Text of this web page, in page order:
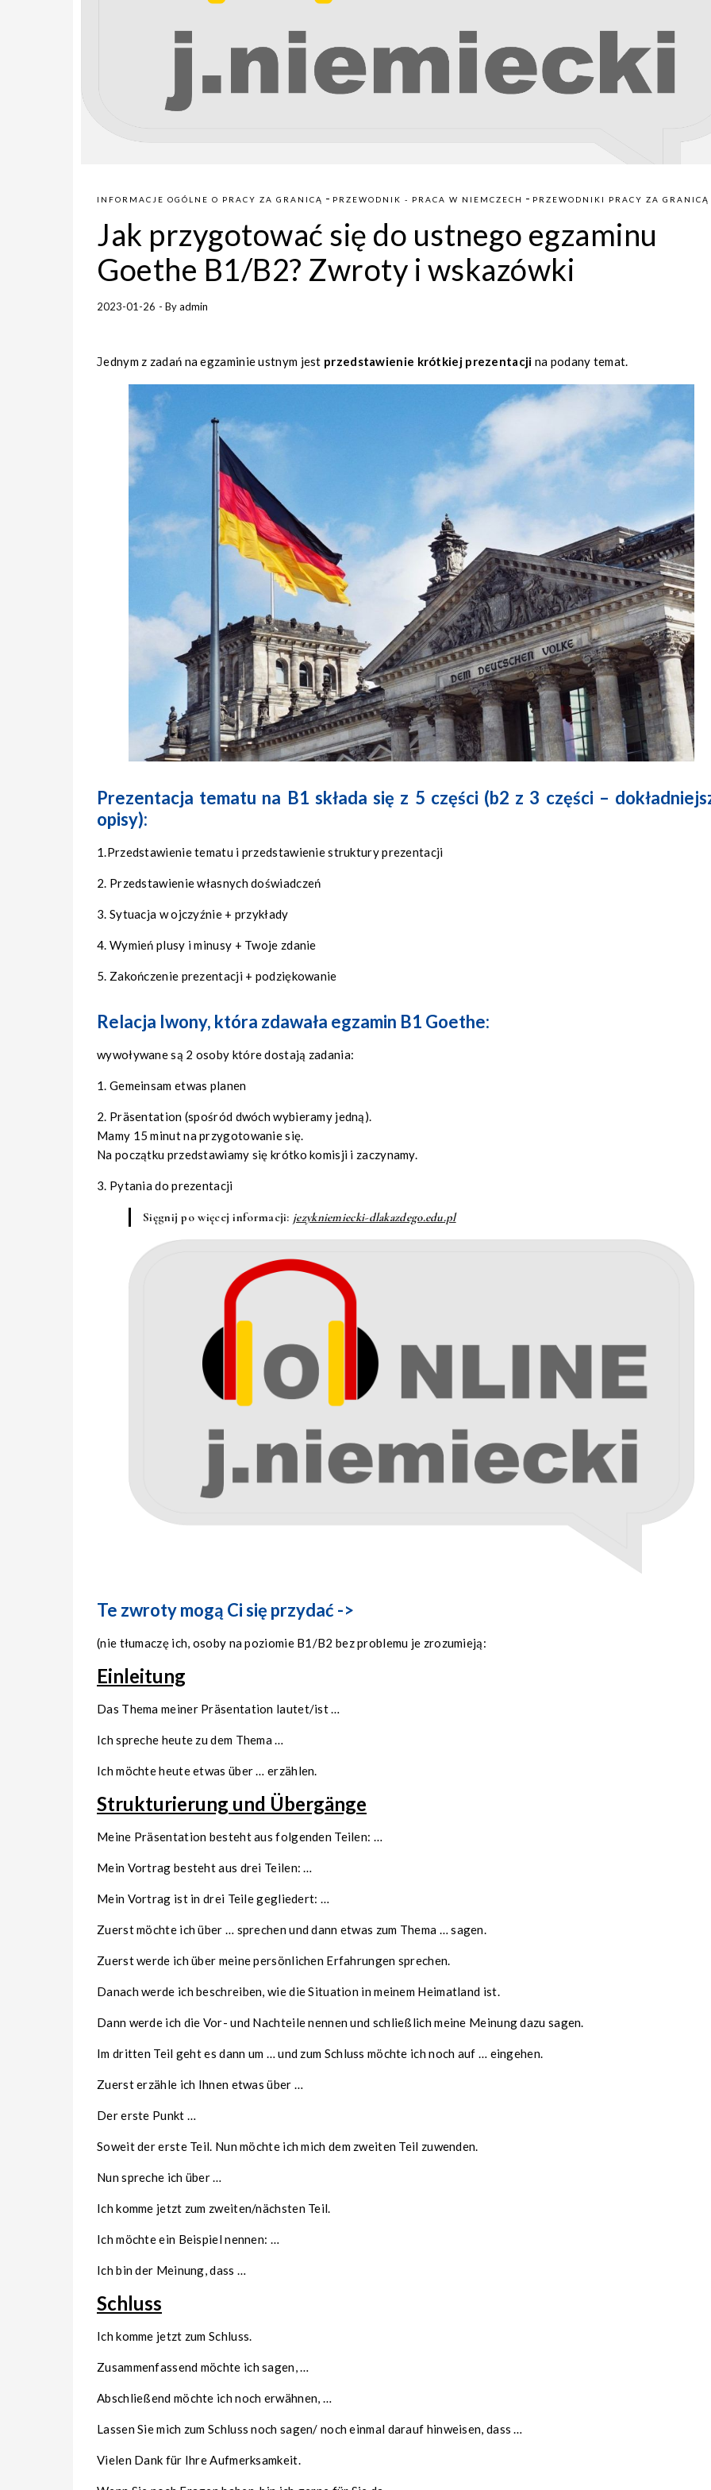
INFORMACJE OGÓLNE O PRACY ZA GRANICĄ - PRZEWODNIK - PRACA W NIEMCZECH - PRZEWODNIKI PRACY ZA GRANICĄ
Jak przygotować się do ustnego egzaminu
Goethe B1/B2? Zwroty i wskazówki
2023-01-26 - Byadmin
Jednym z zadań na egzaminie ustnym jest przedstawienie krótkiej prezentacji na podany temat.
Prezentacja tematu na B1 składa się z 5 części (b2 z 3 części –
opisy):
1.Przedstawienie tematu i przedstawienie struktury prezentacji
2. Przedstawienie własnych doświadczeń
3. Sytuacja w ojczyźnie + przykłady
4. Wymień plusy i minusy + Twoje zdanie
5. Zakończenie prezentacji + podziękowanie
Relacja Iwony, która zdawała egzamin B1 Goethe:
wywoływane są 2 osoby które dostają zadania:
1. Gemeinsam etwas planen
2. Präsentation (spośród dwóch wybieramy jedną).
Mamy 15 minut na przygotowanie się.
Na początku przedstawiamy się krótko komisji i zaczynamy.
3. Pytania do prezentacji
Sięgnij po więcej informacji: jezykniemiecki-dlakazdego.edu.pl
Te zwroty mogą Ci się przydać ->
(nie tłumaczę ich, osoby na poziomie B1/B2 bez problemu je zrozumieją:
Einleitung
Das Thema meiner Präsentation lautet/ist …
Ich spreche heute zu dem Thema …
Ich möchte heute etwas über … erzählen.
Strukturierung und Übergänge
Meine Präsentation besteht aus folgenden Teilen: …
Mein Vortrag besteht aus drei Teilen: …
Mein Vortrag ist in drei Teile gegliedert: …
Zuerst möchte ich über … sprechen und dann etwas zum Thema … sagen.
Zuerst werde ich über meine persönlichen Erfahrungen sprechen.
Danach werde ich beschreiben, wie die Situation in meinem Heimatland ist.
Dann werde ich die Vor- und Nachteile nennen und schließlich meine Meinung dazu sagen.
Im dritten Teil geht es dann um … und zum Schluss möchte ich noch auf … eingehen.
Zuerst erzähle ich Ihnen etwas über …
Der erste Punkt …
Soweit der erste Teil. Nun möchte ich mich dem zweiten Teil zuwenden.
Nun spreche ich über …
Ich komme jetzt zum zweiten/nächsten Teil.
Ich möchte ein Beispiel nennen: …
Ich bin der Meinung, dass …
Schluss
Ich komme jetzt zum Schluss.
Zusammenfassend möchte ich sagen, …
Abschließend möchte ich noch erwähnen, …
Lassen Sie mich zum Schluss noch sagen/ noch einmal darauf hinweisen, dass …
Vielen Dank für Ihre Aufmerksamkeit.